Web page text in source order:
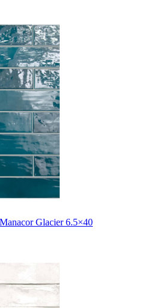
Glacier 6.5×40